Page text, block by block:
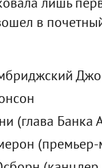
в
(глава Банка
(премьер-